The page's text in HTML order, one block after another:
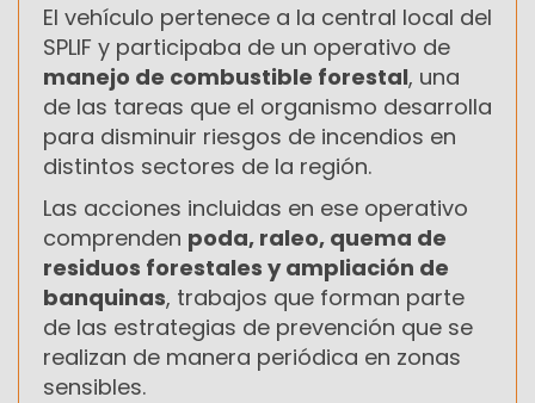
El vehículo pertenece a la central local del
SPLIF y participaba de un operativo de
manejo de combustible forestal, una
de las tareas que el organismo desarrolla
para disminuir riesgos de incendios en
distintos sectores de la región.
Las acciones incluidas en ese operativo
comprenden poda, raleo, quema de
residuos forestales y ampliación de
banquinas, trabajos que forman parte
de las estrategias de prevención que se
realizan de manera periódica en zonas
sensibles.